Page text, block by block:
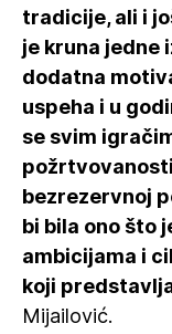
tradicije, ali i
je kruna jedne
dodatna
uspeha i u
se svim
bezrezervnoj
bi bila ono što
ambicijama i
koji
Mijailović.